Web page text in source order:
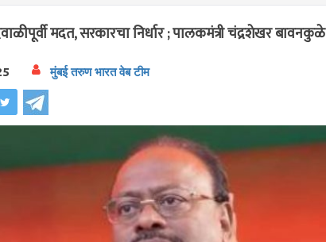
मदत, सरकारचा निर्धार ; पालकमंत्री चंद्रशेखर बावनकुळे
मुंबई तरुण भारत वेब टीम